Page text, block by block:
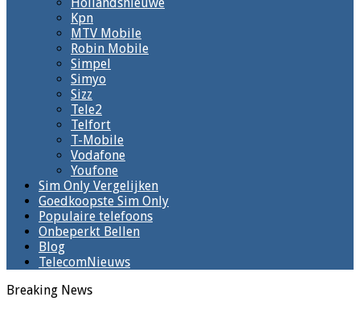
Kpn
MTV Mobile
Robin Mobile
Simpel
Simyo
Sizz
Tele2
Telfort
T-Mobile
Vodafone
Youfone
Sim Only Vergelijken
Goedkoopste Sim Only
Populaire telefoons
Onbeperkt Bellen
Blog
TelecomNieuws
Breaking News